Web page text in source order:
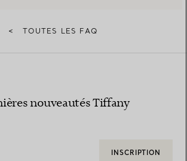
< TOUTES LES FAQ
nouveautés Tiffany
INSCRIPTION